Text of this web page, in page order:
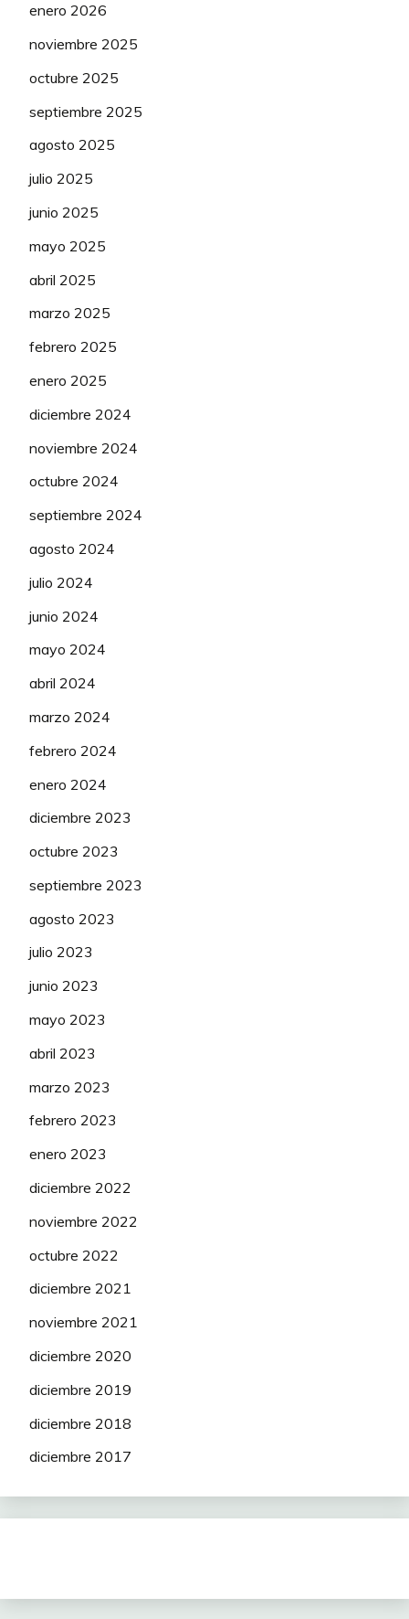
enero 2026
noviembre 2025
octubre 2025
septiembre 2025
agosto 2025
julio 2025
junio 2025
mayo 2025
abril 2025
marzo 2025
febrero 2025
enero 2025
diciembre 2024
noviembre 2024
octubre 2024
septiembre 2024
agosto 2024
julio 2024
junio 2024
mayo 2024
abril 2024
marzo 2024
febrero 2024
enero 2024
diciembre 2023
octubre 2023
septiembre 2023
agosto 2023
julio 2023
junio 2023
mayo 2023
abril 2023
marzo 2023
febrero 2023
enero 2023
diciembre 2022
noviembre 2022
octubre 2022
diciembre 2021
noviembre 2021
diciembre 2020
diciembre 2019
diciembre 2018
diciembre 2017